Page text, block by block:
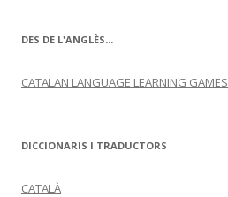
DES DE L'ANGLÈS...
CATALAN LANGUAGE LEARNING GAMES
DICCIONARIS I TRADUCTORS
CATALÀ